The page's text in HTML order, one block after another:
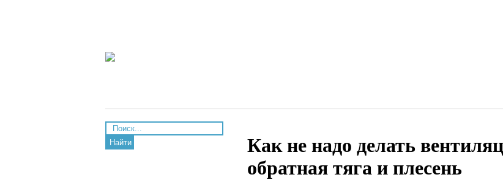
Найти
Как не надо делать
обратная тяга и плесень